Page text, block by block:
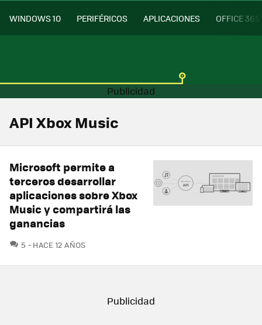
WINDOWS 10 PERIFÉRICOS APLICACIONES OFFICE 365
API Xbox Music
Microsoft permite a
terceros desarrollar
aplicaciones sobre Xbox
Music y compartirá las
ganancias
5 COMENTARIOS
HACE 12 AÑOS